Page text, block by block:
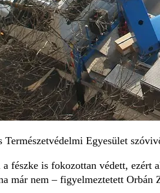
Egyesület
fészke is fokozottan védett,
már nem – figyelmeztetett Orbán